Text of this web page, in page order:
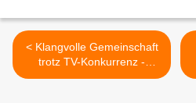
< Klangvolle Gemeinschaft
trotz TV-Konkurrenz -
Neujahrskonzert des ESG-